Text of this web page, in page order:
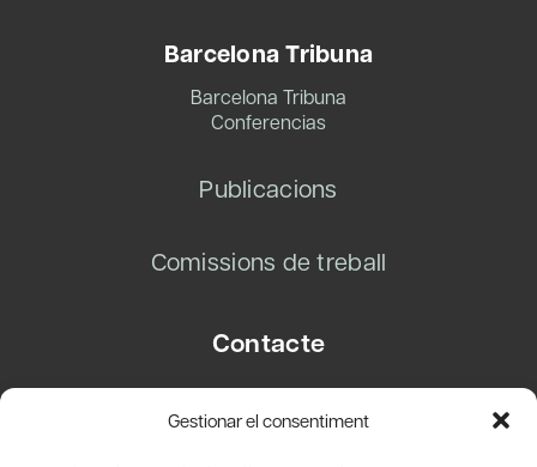
Gestionar el consentiment
Barcelona Tribuna
Barcelona Tribuna
Conferencias
Publicacions
Comissions de treball
Contacte
08003 Barcelona